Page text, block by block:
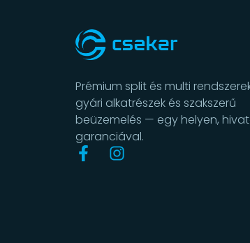
Prémium split és multi
gyári alkatrészek és szakszerű
beüzemelés — egy helyen,
garanciával.